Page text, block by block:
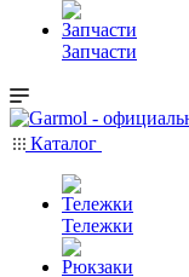
Запчасти
Каталог
Тележки